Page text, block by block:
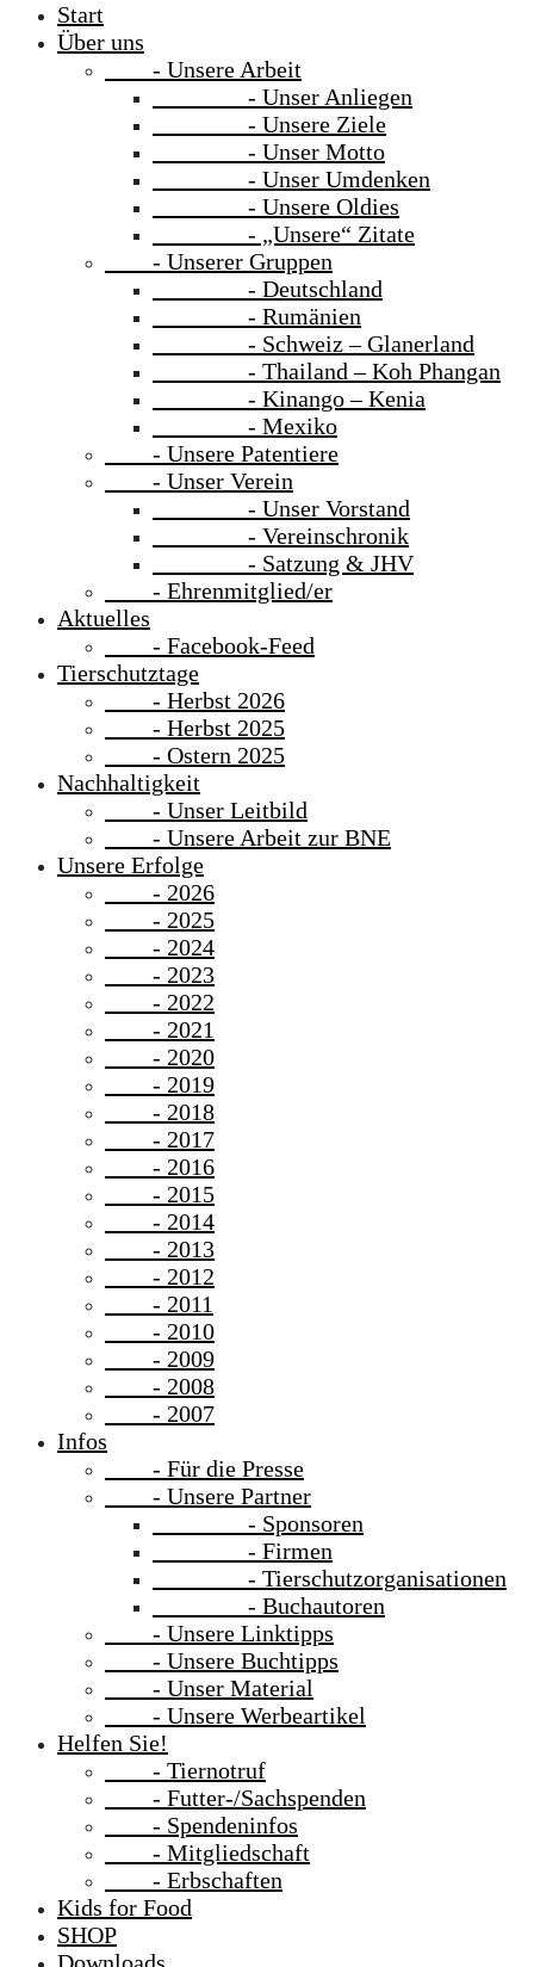
Start
Über uns
- Unsere Arbeit
- Unser Anliegen
- Unsere Ziele
- Unser Motto
- Unser Umdenken
- Unsere Oldies
- „Unsere“ Zitate
- Unserer Gruppen
- Deutschland
- Rumänien
- Schweiz – Glanerland
- Thailand – Koh Phangan
- Kinango – Kenia
- Mexiko
- Unsere Patentiere
- Unser Verein
- Unser Vorstand
- Vereinschronik
- Satzung & JHV
- Ehrenmitglied/er
Aktuelles
- Facebook-Feed
Tierschutztage
- Herbst 2026
- Herbst 2025
- Ostern 2025
Nachhaltigkeit
- Unser Leitbild
- Unsere Arbeit zur BNE
Unsere Erfolge
- 2026
- 2025
- 2024
- 2023
- 2022
- 2021
- 2020
- 2019
- 2018
- 2017
- 2016
- 2015
- 2014
- 2013
- 2012
- 2011
- 2010
- 2009
- 2008
- 2007
Infos
- Für die Presse
- Unsere Partner
- Sponsoren
- Firmen
- Tierschutzorganisationen
- Buchautoren
- Unsere Linktipps
- Unsere Buchtipps
- Unser Material
- Unsere Werbeartikel
Helfen Sie!
- Tiernotruf
- Futter-/Sachspenden
- Spendeninfos
- Mitgliedschaft
- Erbschaften
Kids for Food
SHOP